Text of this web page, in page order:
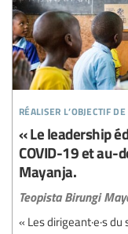
réaliser l’objectif
« Le leadership
COVID-19 et au-
Mayanja.
Teopista Birungi
« Les dirigeant·e·s